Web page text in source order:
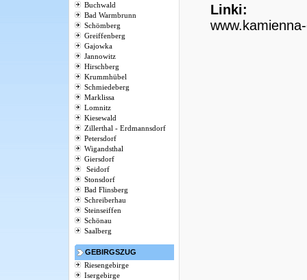
Buchwald
Bad Warmbrunn
Schömberg
Greiffenberg
Gajowka
Jannowitz
Hirschberg
Krummhübel
Schmiedeberg
Marklissa
Lomnitz
Kiesewald
Zillerthal - Erdmannsdorf
Petersdorf
Wigandsthal
Giersdorf
Seidorf
Stonsdorf
Bad Flinsberg
Schreiberhau
Steinseiffen
Schönau
Saalberg
GEBIRGSZUG
Riesengebirge
Isergebirge
Linki: